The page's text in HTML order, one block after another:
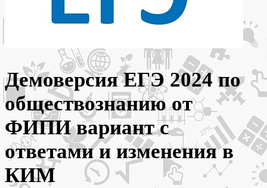
Демоверсия ЕГЭ 2024 по
обществознанию от
ФИПИ вариант с
ответами и изменения в
КИМ